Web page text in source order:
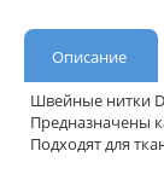
Описание
Швейные нитки
Предназначены
Подходят для